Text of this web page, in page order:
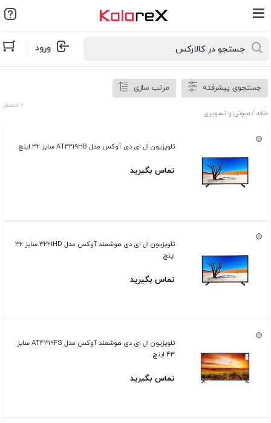
ورود
جستجوی پیشرفته مرتب سازی
خانه / صوتی و تصویری
6 محصول
تلویزیون ال ای دی آوکس مدل AT3219HB سایز 32 اینچ
تماس بگیرید
تلویزیون ال ای دی هوشمند آوکس مدل 3221HD سایز 32
اینچ
تماس بگیرید
تلویزیون ال ای دی هوشمند آوکس مدل AT4319FS سایز
43 اینچ
تماس بگیرید